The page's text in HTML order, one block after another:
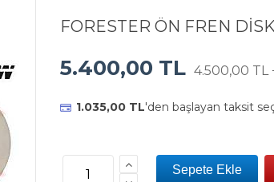
FORESTER ÖN FREN
5.400,00 TL 4.500,00 TL
1.035,00 TL'den başlayan taksit